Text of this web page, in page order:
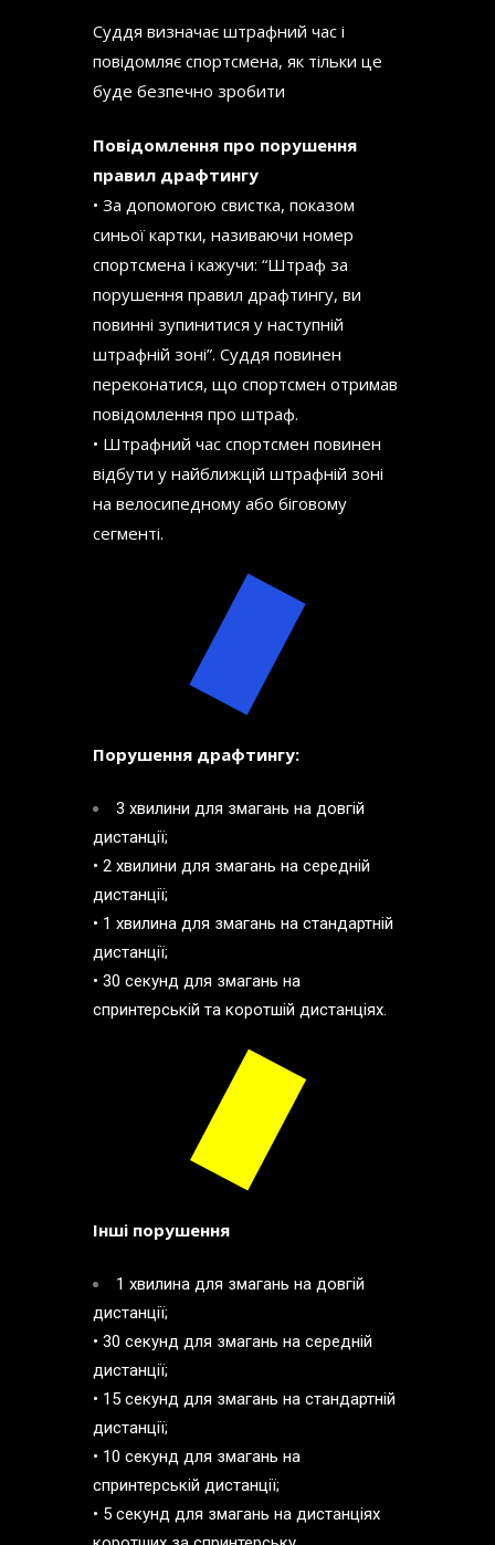
Суддя визначає штрафний час і
повідомляє спортсмена, як тільки це
буде безпечно зробити
Повідомлення про порушення
правил драфтингу
• За допомогою свистка, показом
синьої картки, називаючи номер
спортсмена і кажучи: “Штраф за
порушення правил драфтингу, ви
повинні зупинитися у наступній
штрафній зоні”. Суддя повинен
переконатися, що спортсмен отримав
повідомлення про штраф.
• Штрафний час спортсмен повинен
відбути у найближцій штрафній зоні
на велосипедному або біговому
сегменті.
Порушення драфтингу:
3 хвилини для змагань на довгій
дистанції;
• 2 хвилини для змагань на середній
дистанції;
• 1 хвилина для змагань на стандартній
дистанції;
• 30 секунд для змагань на
спринтерській та коротшій дистанціях.
Інші порушення
1 хвилина для змагань на довгій
дистанції;
• 30 секунд для змагань на середній
дистанції;
• 15 секунд для змагань на стандартній
дистанції;
• 10 секунд для змагань на
спринтерській дистанції;
• 5 секунд для змагань на дистанціях